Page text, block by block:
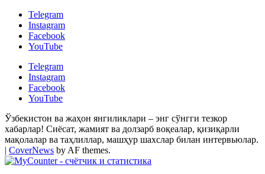
Telegram
Instagram
Facebook
YouTube
Telegram
Instagram
Facebook
YouTube
Ўзбекистон ва жаҳон янгиликлари – энг сўнгги тезкор
хабарлар! Сиёсат, жамият ва долзарб воқеалар, қизиқарли
мақолалар ва таҳлиллар, машҳур шахслар билан интервьюлар.
| CoverNews by AF themes.